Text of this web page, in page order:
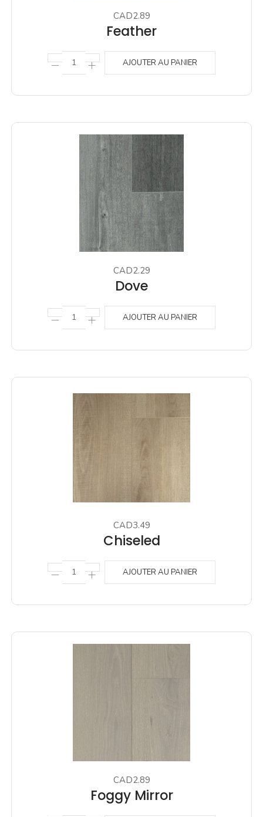
CAD2.89
Feather
AJOUTER AU PANIER
CAD2.29
Dove
AJOUTER AU PANIER
CAD3.49
Chiseled
AJOUTER AU PANIER
CAD2.89
Foggy Mirror